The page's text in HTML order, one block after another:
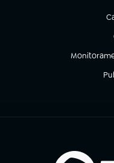
(abre em